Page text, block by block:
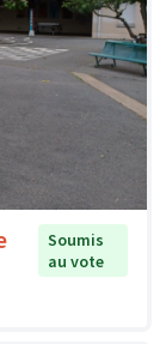
Soumis
au vote